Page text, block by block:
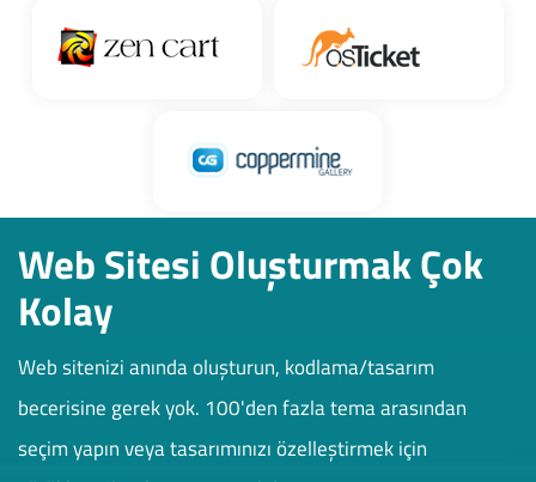
Web Sitesi Oluşturmak Çok
Kolay
Web sitenizi anında oluşturun, kodlama/tasarım
becerisine gerek yok. 100'den fazla tema arasından
seçim yapın veya tasarımınızı özelleştirmek için